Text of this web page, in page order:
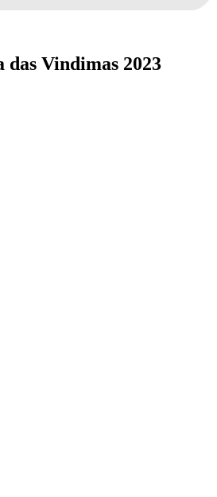
das Vindimas 2023